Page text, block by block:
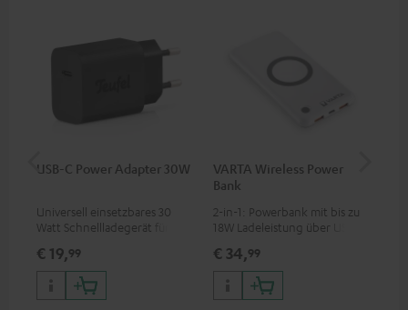
USB-C Power Adapter 30W
Universell einsetzbares 30
Watt Schnellladegerät für
Apple iPhones, Android
Smartphones, Tablets und
Geräte mit USB-C-Anschluss
€ 19,99
VARTA Wireless Power
Bank
2-in-1: Powerbank mit bis zu
18W Ladeleistung über USB
bis zu 10W Ladestrom
€ 34,99